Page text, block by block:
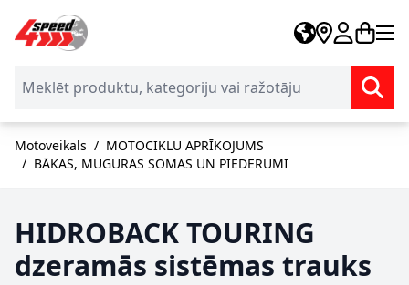
Skip to Content
Motoveikals / MOTOCIKLU APRĪKOJUMS
/ BĀKAS, MUGURAS SOMAS UN PIEDERUMI
HIDROBACK TOURING
dzeramās sistēmas trauks